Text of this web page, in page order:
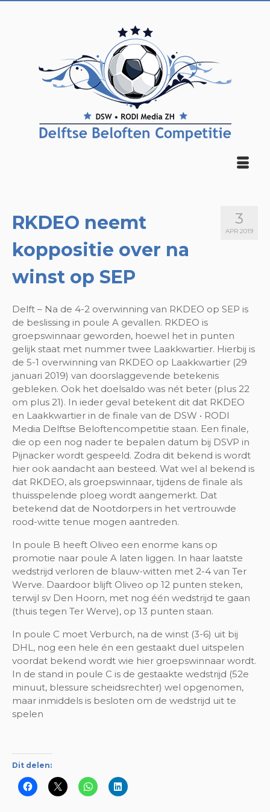
3
APR 2019
RKDEO neemt
koppositie over na
winst op SEP
Delft – Na de 4-2 overwinning van RKDEO op SEP is
de beslissing in poule A gevallen. RKDEO is
groepswinnaar geworden, hoewel het in punten
gelijk staat met nummer twee Laakkwartier. Hierbij is
de 5-1 overwinning van RKDEO op Laakkwartier (29
januari 2019) van doorslaggevende betekenis
gebleken. Ook het doelsaldo was nét beter (plus 22
om plus 21). In ieder geval betekent dit dat RKDEO
en Laakkwartier in de finale van de DSW • RODI
Media Delftse Beloftencompetitie staan. Een finale,
die op een nog nader te bepalen datum bij DSVP in
Pijnacker wordt gespeeld. Zodra dit bekend is wordt
hier ook aandacht aan besteed. Wat wel al bekend is
dat RKDEO, als groepswinnaar, tijdens de finale als
thuisspelende ploeg wordt aangemerkt. Dat
betekend dat de Nootdorpers in het vertrouwde
rood-witte tenue mogen aantreden.
In poule B heeft Oliveo een enorme kans op
promotie naar poule A laten liggen. In haar laatste
wedstrijd verloren de blauw-witten met 2-4 van Ter
Werve. Daardoor blijft Oliveo op 12 punten steken,
terwijl sv Den Hoorn, met nog één wedstrijd te gaan
(thuis tegen Ter Werve), op 13 punten staan.
In poule C moet Verburch, na de winst (3-6) uit bij
DHL, nog een hele én een gestaakt duel uitspelen
voordat bekend wordt wie hier groepswinnaar wordt.
In de stand in poule C is de gestaakte wedstrijd (52e
minuut, blessure scheidsrechter) wel opgenomen,
maar inmiddels is besloten om de wedstrijd uit te
spelen
Dit delen: